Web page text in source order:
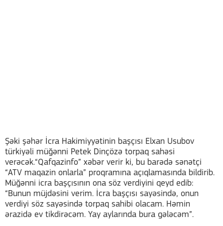
Şəki şəhər İcra Hakimiyyətinin başçısı Elxan Usubov
türkiyəli müğənni Petek Dinçözə torpaq sahəsi
verəcək.“Qafqazinfo” xəbər verir ki, bu barədə sənətçi
“ATV maqazin onlarla” proqramına açıqlamasında bildirib.
Müğənni icra başçısının ona söz verdiyini qeyd edib:
“Bunun müjdəsini verim. İcra başçısı sayəsində, onun
verdiyi söz sayəsində torpaq sahibi olacam. Həmin
ərazidə ev tikdirəcəm. Yay aylarında bura gələcəm”.